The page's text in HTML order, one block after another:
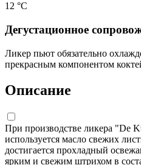
12 °С
Дегустационное
Ликер пьют обязательно
прекрасным компонентом
Описание
При производстве ликера "De
используется масло свежих
достигается прохладный
ярким и свежим штрихом в